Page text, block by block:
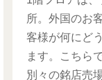
所。外国のお
客様が何にど
ます。こちら
別々の銘店売